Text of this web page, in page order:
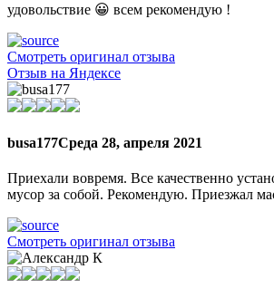
удовольствие 😀 всем рекомендую !
Смотреть оригинал отзыва
Отзыв на Яндексе
busa177Среда 28, апреля 2021
Приехали вовремя. Все качественно
мусор за собой. Рекомендую. Приезжал
Смотреть оригинал отзыва